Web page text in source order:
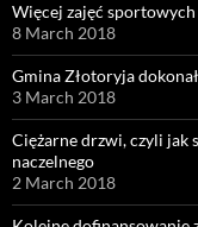
Więcej zajęć
8 March 2018
Gmina Złotoryja
3 March 2018
Ciężarne drzwi, czyli jak
naczelnego
2 March 2018